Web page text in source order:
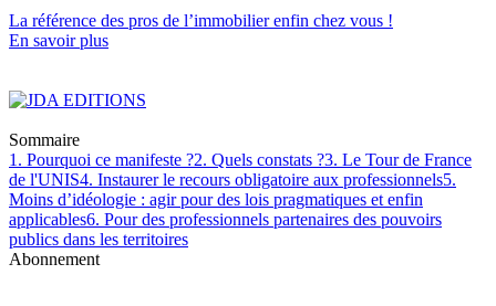
La référence des pros de l’immobilierenfin chez vous !
En savoir plus
Sommaire
1. Pourquoi ce manifeste ?2. Quels constats ?3. Le Tour de France
de l'UNIS4. Instaurer le recours obligatoire aux professionnels5.
Moins d’idéologie : agir pour des lois pragmatiques et enfin
applicables6. Pour des professionnels partenaires des pouvoirs
publics dans les territoires
Abonnement